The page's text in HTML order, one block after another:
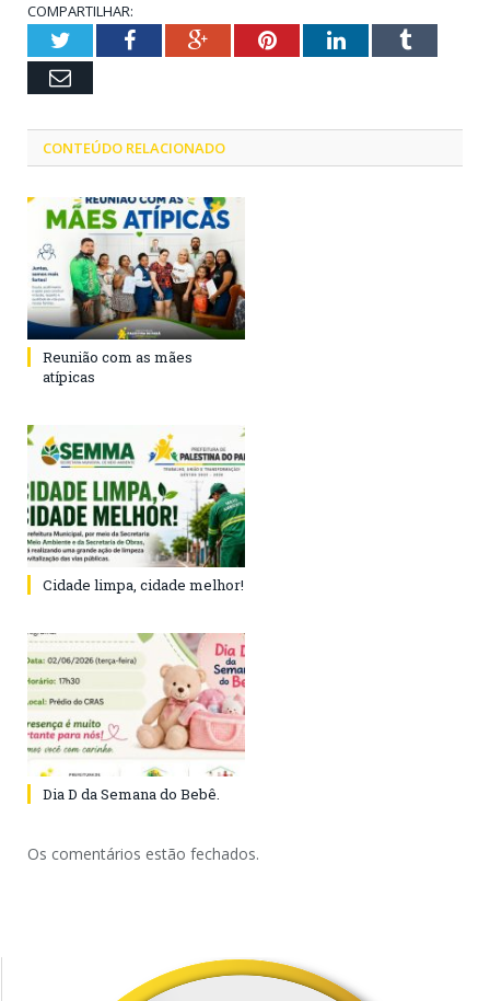
COMPARTILHAR:
TwitterFacebookGoogle+PinterestLinkedInTumblr
Email
CONTEÚDO RELACIONADO
Reunião com as mães
atípicas
Cidade limpa, cidade melhor!
Dia D da Semana do Bebê.
Os comentários estão fechados.